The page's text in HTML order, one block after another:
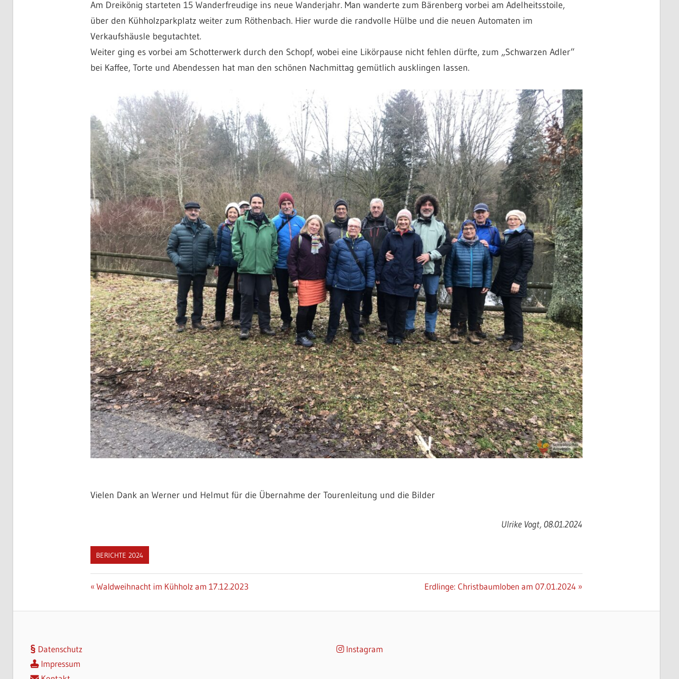
Am Dreikönig starteten 15 Wanderfreudige ins neue Wanderjahr. Man wanderte zum Bärenberg vorbei am Adelheitsstoile,
über den Kühholzparkplatz weiter zum Röthenbach. Hier wurde die randvolle Hülbe und die neuen Automaten im
Verkaufshäusle begutachtet.
Weiter ging es vorbei am Schotterwerk durch den Schopf, wobei eine Likörpause nicht fehlen dürfte, zum „Schwarzen Adler“
bei Kaffee, Torte und Abendessen hat man den schönen Nachmittag gemütlich ausklingen lassen.
Vielen Dank an Werner und Helmut für die Übernahme der Tourenleitung und die Bilder
Ulrike Vogt, 08.01.2024
BERICHTE 2024
Beitragsnavigation
Vorheriger
Waldweihnacht im Kühholz am 17.12.2023
Nächster
Erdlinge: Christbaumloben am 07.01.2024
Datenschutz
Impressum
Instagram